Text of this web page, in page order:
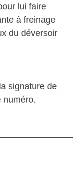
lui faire
à freinage
du déversoir
signature de
numéro.